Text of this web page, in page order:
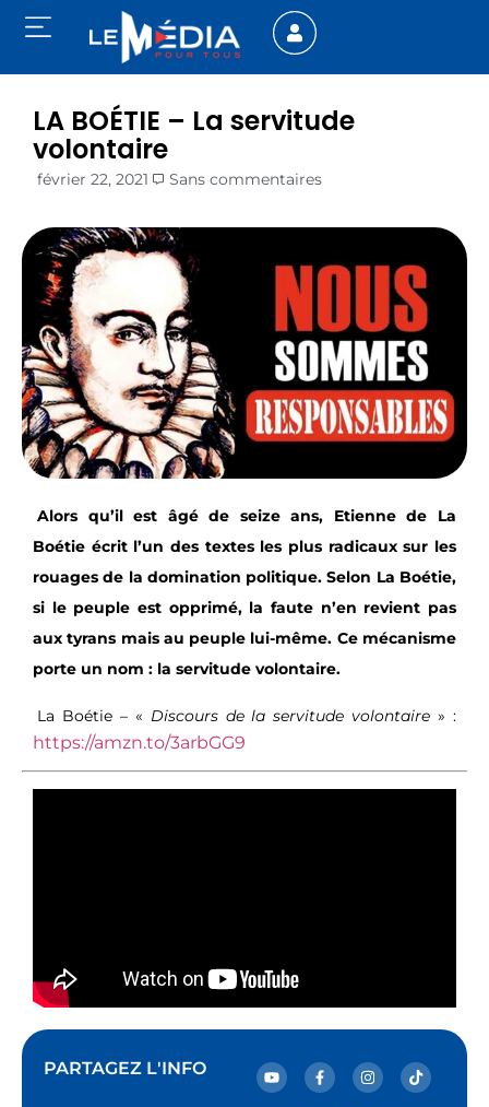
LA BOÉTIE – La servitude
volontaire
février 22, 2021 Sans commentaires
Alors qu’il est âgé de seize ans, Etienne de La
Boétie écrit l’un des textes les plus radicaux sur les
rouages de la domination politique. Selon La Boétie,
si le peuple est opprimé, la faute n’en revient pas
aux tyrans mais au peuple lui-même. Ce mécanisme
porte un nom : la servitude volontaire.
La Boétie – « Discours de la servitude volontaire » :
https://amzn.to/3arbGG9
PARTAGEZ L'INFO